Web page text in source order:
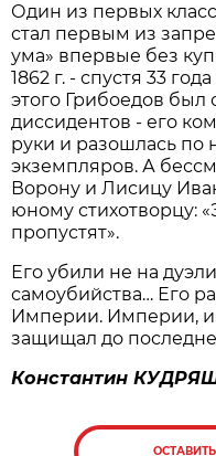
Один из первых
стал первым из
ума» впервые без
1862 г. - спустя 33
этого Грибоедов
диссидентов - его
руки и разошлась по
экземпляров. А
Ворону и Лисицу
юному стихотворцу:
пропустят».
Его убили не на
самоубийства… Его
Империи. Империи,
защищал до
Константин